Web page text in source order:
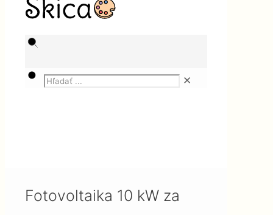
✕
Fotovoltaika 10 kW za